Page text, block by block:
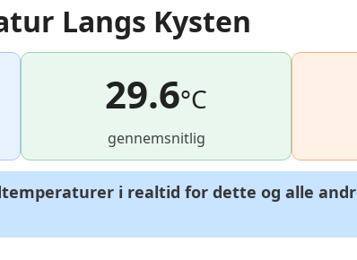
Langs Kysten
29.6°C
gennemsnitlig
i realtid for dette og alle